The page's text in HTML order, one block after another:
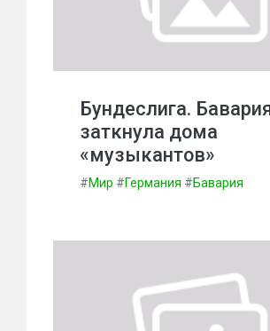
Бундеслига.
заткнула дома
«музыкантов»
#Мир #Германия #Бавария